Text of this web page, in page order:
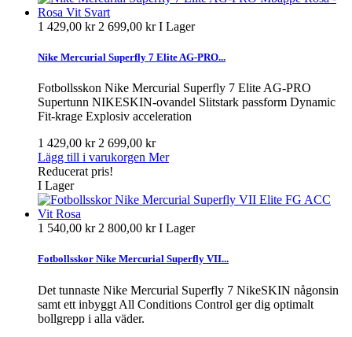
1 429,00 kr 2 699,00 krI Lager
Nike Mercurial Superfly 7 Elite AG-PRO...
Fotbollsskon Nike Mercurial Superfly 7 Elite AG-PRO
Supertunn NIKESKIN-ovandel Slitstark passform Dynamic
Fit-krage Explosiv acceleration
1 429,00 kr 2 699,00 kr
Lägg till i varukorgen Mer
Reducerat pris!
I Lager
1 540,00 kr 2 800,00 krI Lager
Fotbollsskor Nike Mercurial Superfly VII...
Det tunnaste Nike Mercurial Superfly 7 NikeSKIN någonsin
samt ett inbyggt All Conditions Control ger dig optimalt
bollgrepp i alla väder.